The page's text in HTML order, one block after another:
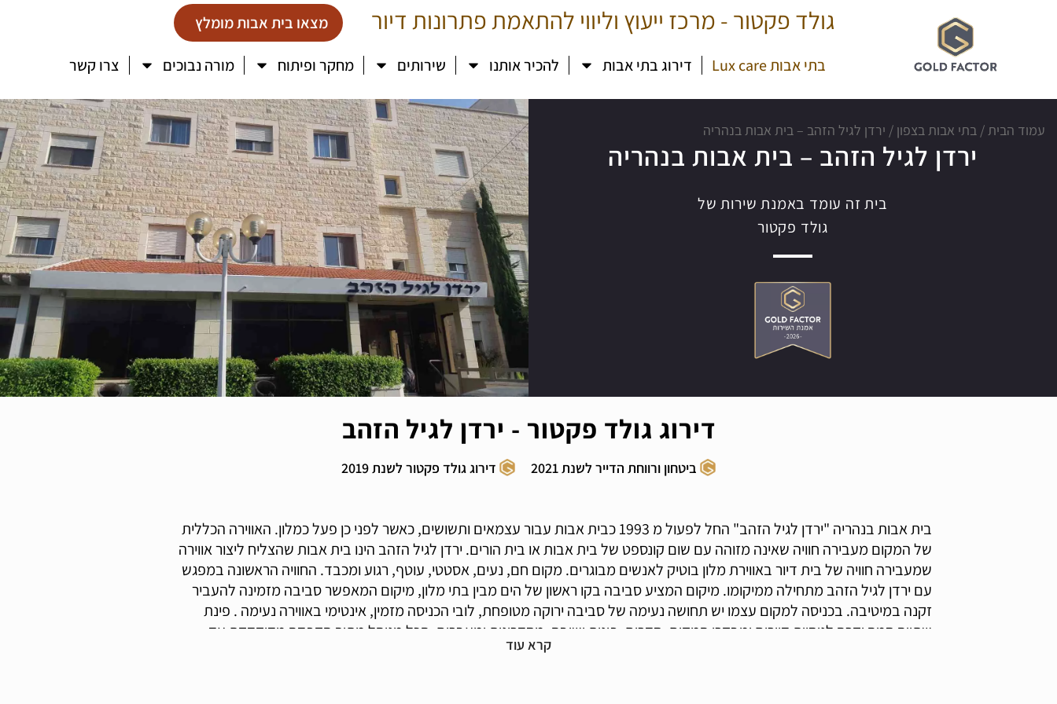
גולד פקטור - מרכז ייעוץ וליווי להתאמת פתרונות דיור מצאו בית אבות מומלץ
בתי אבות Lux care דירוג בתי אבות להכיר אותנו שירותים מחקר ופיתוח מורה נבוכים צרו קשר
עמוד הבית/ בתי אבות בצפון / ירדן לגיל הזהב – בית אבות בנהריה
ירדן לגיל הזהב – בית אבות בנהריה
בית זה עומד באמנת שירות של
גולד פקטור
דירוג גולד פקטור - ירדן לגיל הזהב
ביטחון ורווחת הדייר לשנת 2021 דירוג גולד פקטור לשנת 2019
בית אבות בנהריה "ירדן לגיל הזהב" החל לפעול מ 1993 כבית אבות עבור עצמאים ותשושים, כאשר לפני כן פעל כמלון. האווירה הכללית
של המקום מעבירה חוויה שאינה מזוהה עם שום קונספט של בית אבות או בית הורים. ירדן לגיל הזהב הינו בית אבות שהצליח ליצור אווירה
שמעבירה חוויה של בית דיור באווירת מלון בוטיק לאנשים מבוגרים. מקום חם, נעים, אסטטי, עוטף, רגוע ומכבד. החוויה הראשונה במפגש
עם ירדן לגיל הזהב מתחילה ממיקומו. מיקום המציע סביבה בקו ראשון של הים מבין בתי מלון, מיקום המאפשר סביבה מזמינה להעביר
זקנה במיטיבה. בכניסה למקום עצמו יש תחושה נעימה של סביבה ירוקה מטופחת, לובי הכניסה מזמין, אינטימי באווירה נעימה . פינת
שתייה חמה וקרה לנוחיות דיירים ומבקרי המקום. חדרים, פינות ישיבה, מסדרונות ומעברים. הכל מנוהל מתוך הקפדה מדוקדקת עד